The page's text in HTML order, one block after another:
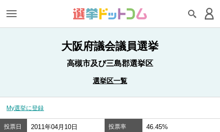
大阪府議会議員選挙
高槻市及び三島郡選挙区
選挙区一覧
My選挙に登録
投票日 2011年04月10日 投票率 46.45%